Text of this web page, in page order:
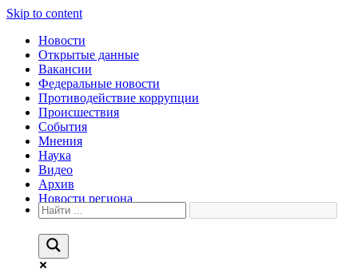
Skip to content
Новости
Открытые данные
Вакансии
Федеральные новости
Противодействие коррупции
Происшествия
События
Мнения
Наука
Видео
Архив
Новости региона